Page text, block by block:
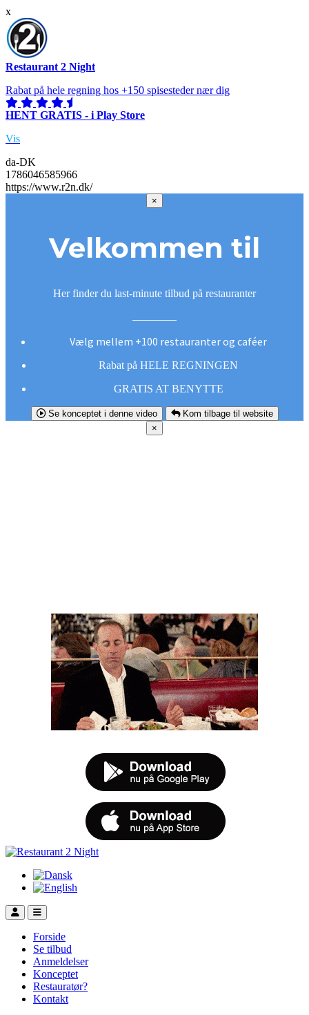
x
Restaurant 2 Night
Rabat på hele regning hos +150 spisesteder nær dig
HENT GRATIS - i Play Store
Vis
da-DK
1786046585966
https://www.r2n.dk/
×
Velkommen til
Her finder du last-minute tilbud på restauranter
Vælg mellem +100 restauranter og caféer
Rabat på HELE REGNINGEN
GRATIS AT BENYTTE
Se konceptet i denne video
Kom tilbage til website
×
Forside
Se tilbud
Anmeldelser
Konceptet
Restauratør?
Kontakt